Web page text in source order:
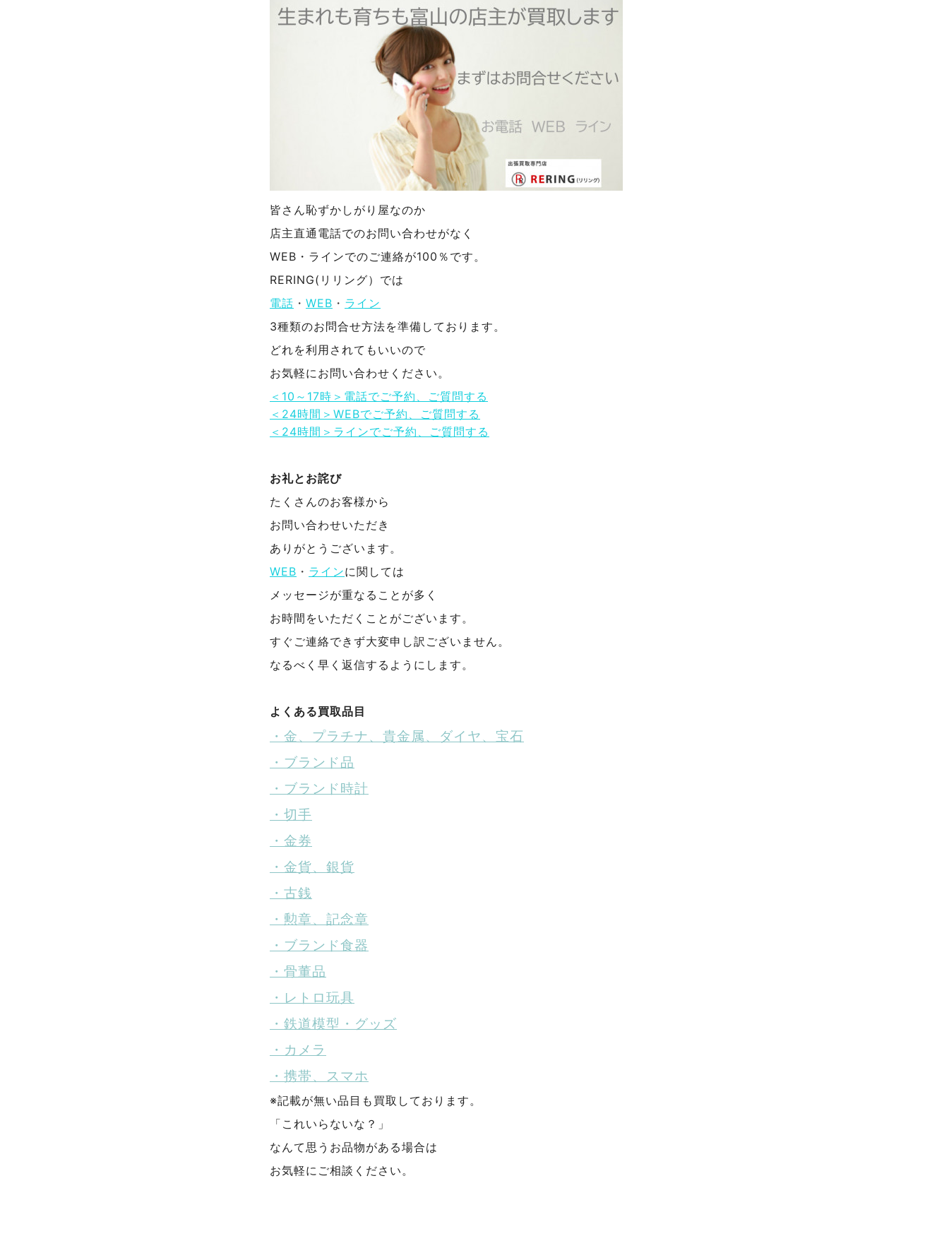
皆さん恥ずかしがり屋なのか
店主直通電話でのお問い合わせがなく
WEB・ラインでのご連絡が100％です。
RERING(リリング）では
電話 ・ WEB ・ ライン
3種類のお問合せ方法を準備しております。
どれを利用されてもいいので
お気軽にお問い合わせください。
＜10～17時＞電話でご予約、ご質問する
＜24時間＞WEBでご予約、ご質問する
＜24時間＞ラインでご予約、ご質問する
お礼とお詫び
たくさんのお客様から
お問い合わせいただき
ありがとうございます。
WEB ・ ラインに関しては
メッセージが重なることが多く
お時間をいただくことがございます。
すぐご連絡できず大変申し訳ございません。
なるべく早く返信するようにします。
よくある買取品目
・金、プラチナ、貴金属、ダイヤ、宝石
・ブランド品
・ブランド時計
・切手
・金券
・金貨、銀貨
・古銭
・勲章、記念章
・ブランド食器
・骨董品
・レトロ玩具
・鉄道模型・グッズ
・カメラ
・携帯、スマホ
※記載が無い品目も買取しております。
「これいらないな？」
なんて思うお品物がある場合は
お気軽にご相談ください。